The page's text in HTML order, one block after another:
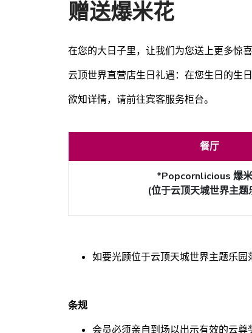
赠送爆米花
在您的大日子里，让我们为您送上更多惊
云顶世界直营店生日礼遇：在您生日的生
欲知详情，请前往宾客服务柜台。
餐厅
*Popcornlicious 爆
(位于云顶天城世界主题
如要光顾位于云顶天城世界主题乐园
条规
会员必须亲自到场以出示有效的云